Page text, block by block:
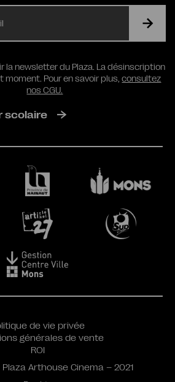
RGPD
la newsletter du Plaza. La désinscription
moment. Pour en savoir plus,consultez
nos CGU.
scolaire
de vie privée
générales de vente
ROI
Arthouse Cinema – 2021